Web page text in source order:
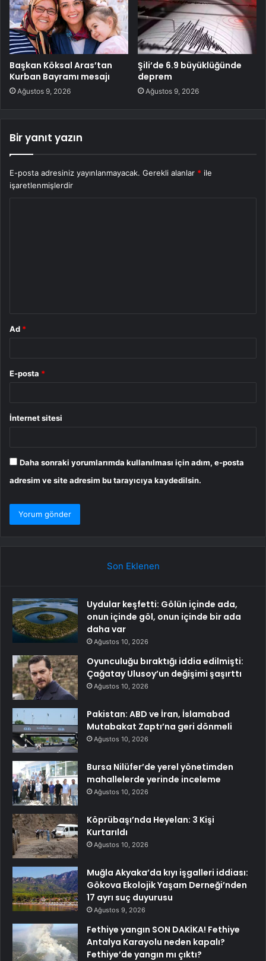
Başkan Köksal Aras’tan
Kurban Bayramı mesajı
Ağustos 9, 2026
Şili’de 6.9 büyüklüğünde
deprem
Ağustos 9, 2026
Bir yanıt yazın
E-posta adresiniz yayınlanmayacak. Gerekli alanlar * ile
işaretlenmişlerdir
Ad *
E-posta *
İnternet sitesi
Daha sonraki yorumlarımda kullanılması için adım, e-posta
adresim ve site adresim bu tarayıcıya kaydedilsin.
Son Eklenen
Uydular keşfetti: Gölün içinde ada,
onun içinde göl, onun içinde bir ada
daha var
Ağustos 10, 2026
Oyunculuğu bıraktığı iddia edilmişti:
Çağatay Ulusoy’un değişimi şaşırttı
Ağustos 10, 2026
Pakistan: ABD ve İran, İslamabad
Mutabakat Zaptı’na geri dönmeli
Ağustos 10, 2026
Bursa Nilüfer’de yerel yönetimden
mahallelerde yerinde inceleme
Ağustos 10, 2026
Köprübaşı’nda Heyelan: 3 Kişi
Kurtarıldı
Ağustos 10, 2026
Muğla Akyaka’da kıyı işgalleri iddiası:
Gökova Ekolojik Yaşam Derneği’nden
17 ayrı suç duyurusu
Ağustos 9, 2026
Fethiye yangın SON DAKİKA! Fethiye
Antalya Karayolu neden kapalı?
Fethiye’de yangın mı çıktı?